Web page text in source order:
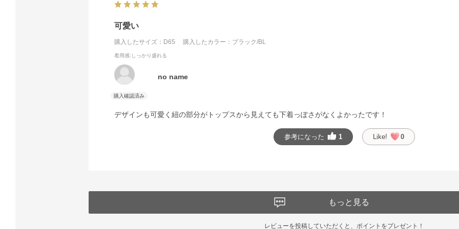
可愛い
購入したサイズ：D65 購入したカラー：ブラック/BL
着用感:しっかり盛れる
no name
デザインも可愛く紐の部分がトップスから見えても下着っぽさがなくよかったです！
参考になった 1 Like! 0
もっと見る
レビューを投稿していただくと、ポイントをプレゼント！